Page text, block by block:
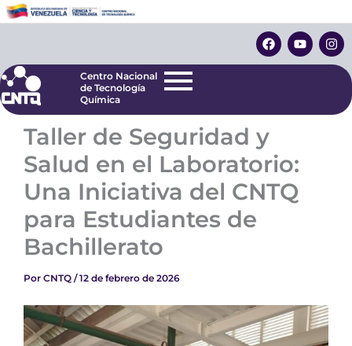
al
F
a
c
o
Y
o
u
e
I
n
s
r
Centro Nacional
de Tecnología
Centro Nacional
de Tecnología
Química
Taller de Seguridad y
Salud en el Laboratorio:
Una Iniciativa del CNTQ
para Estudiantes de
Bachillerato
Por CNTQ /12 de febrero de 2026